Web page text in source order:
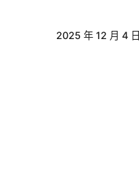
2025 年 12 月 4 日